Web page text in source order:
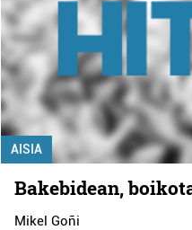
AISIA
Bakebidean,
Mikel Goñi